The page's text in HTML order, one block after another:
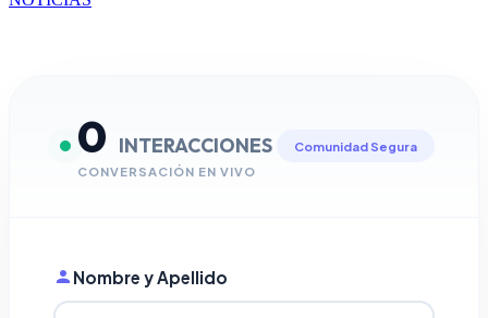
0 INTERACCIONES
CONVERSACIÓN EN VIVO
Comunidad Segura
Nombre y Apellido